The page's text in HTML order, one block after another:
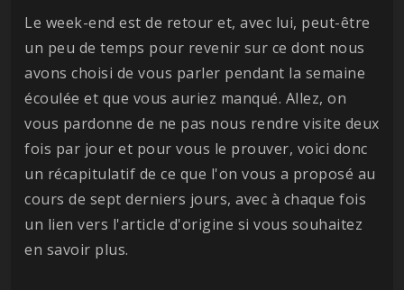
Le week-end est de retour et, avec lui, peut-être
un peu de temps pour revenir sur ce dont nous
avons choisi de vous parler pendant la semaine
écoulée et que vous auriez manqué. Allez, on
vous pardonne de ne pas nous rendre visite deux
fois par jour et pour vous le prouver, voici donc
un récapitulatif de ce que l'on vous a proposé au
cours de sept derniers jours, avec à chaque fois
un lien vers l'article d'origine si vous souhaitez
en savoir plus.